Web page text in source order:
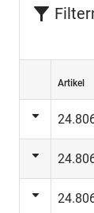
Artikel